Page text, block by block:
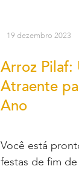
19 dezembro 2023
Arroz Pilaf:
Atraente
Ano
Você está
festas de fim